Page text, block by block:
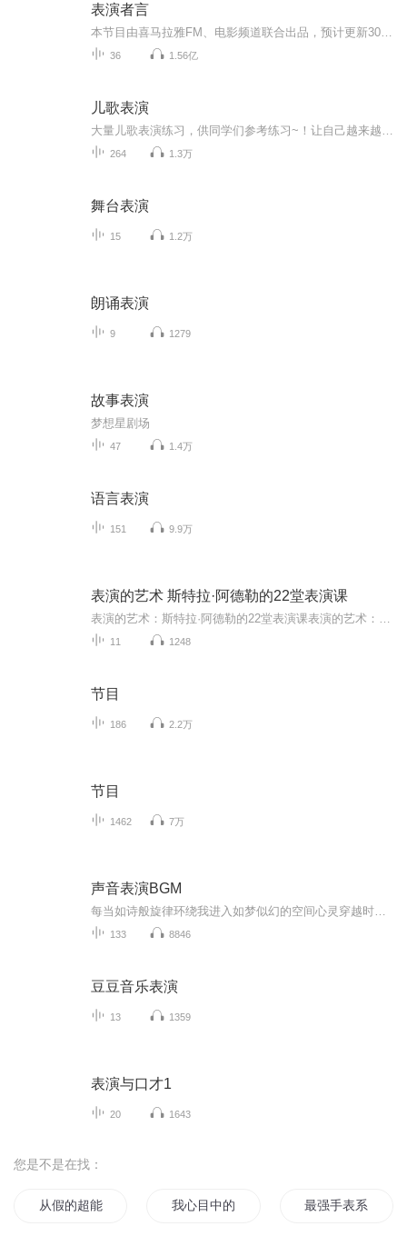
表演者言
36 1.56亿
儿歌表演
264 1.3万
舞台表演
15 1.2万
朗诵表演
9 1279
故事表演
梦想星剧场
47 1.4万
语言表演
151 9.9万
表演的艺术 斯特拉·阿德勒的22堂表演课
11 1248
节目
186 2.2万
节目
1462 7万
声音表演BGM
133 8846
豆豆音乐表演
13 1359
表演与口才1
20 1643
您是不是在找：
从假的超能力节目开始 我心目中的修仙世界 最强手表系统